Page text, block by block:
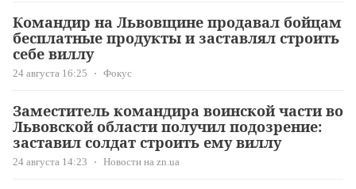
Командир на Львовщине продавал бойцам
бесплатные продукты и заставлял строить
себе виллу
24 августа 16:25 Фокус
Заместитель командира воинской части во
Львовской области получил подозрение:
заставил солдат строить ему виллу
24 августа 14:23 Новости на zn.ua